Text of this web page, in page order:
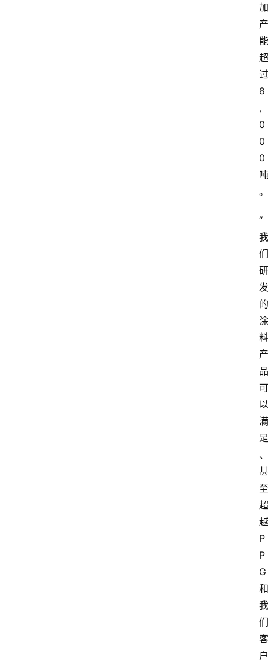
加
产
能
超
过
8
,
0
0
0
吨
。
“
我
们
研
发
的
涂
料
产
品
可
以
满
足
、
甚
至
超
越
P
P
G
和
我
们
客
户